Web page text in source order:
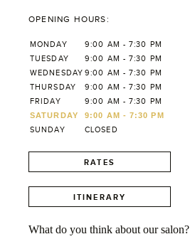
OPENING HOURS:
MONDAY
9:00 AM - 7:30 PM
TUESDAY
9:00 AM - 7:30 PM
WEDNESDAY 9:00 AM - 7:30 PM
THURSDAY
9:00 AM - 7:30 PM
FRIDAY
9:00 AM - 7:30 PM
SATURDAY
9:00 AM - 7:30 PM
SUNDAY
CLOSED
RATES
ITINERARY
What do you think about our salon?